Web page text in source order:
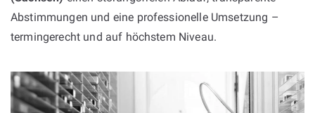
Abstimmungen und eine professionelle Umsetzung –
termingerecht und auf höchstem Niveau.